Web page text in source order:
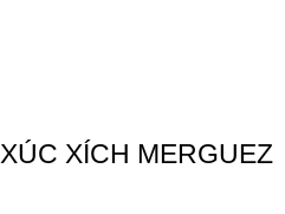
XÚC XÍCH MERGUEZ